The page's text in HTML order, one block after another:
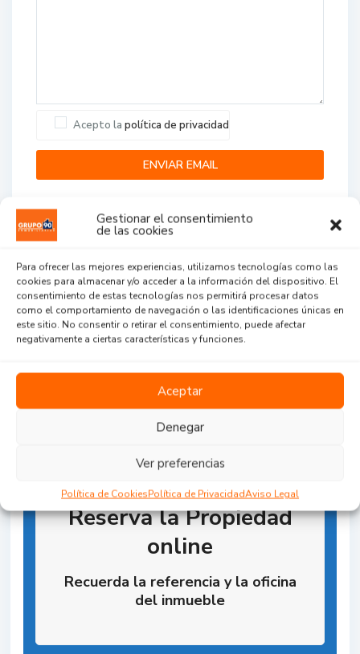
Gestionar el consentimiento
de las cookies
Para ofrecer las mejores experiencias, utilizamos tecnologías como las
cookies para almacenar y/o acceder a la información del dispositivo. El
consentimiento de estas tecnologías nos permitirá procesar datos
como el comportamiento de navegación o las identificaciones únicas en
este sitio. No consentir o retirar el consentimiento, puede afectar
negativamente a ciertas características y funciones.
Aceptar
Denegar
Ver preferencias
Política de CookiesPolítica de PrivacidadAviso Legal
Acepto la política de privacidad
Agent Reviews
...
Reserva la Propiedad
online
Recuerda la referencia y la oficina
del inmueble